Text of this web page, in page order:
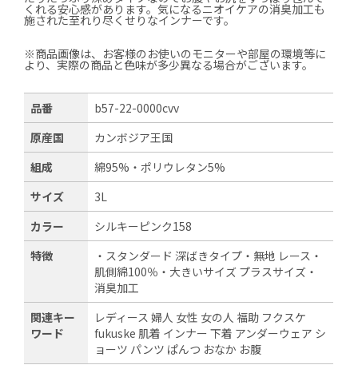
くれる安心感があります。気になるニオイケアの消臭加工も
施された至れり尽くせりなインナーです。
※商品画像は、お客様のお使いのモニターや部屋の環境等に
より、実際の商品と色味が多少異なる場合がございます。
品番
b57-22-0000cvv
原産国
カンボジア王国
組成
綿95%・ポリウレタン5%
サイズ
3L
カラー
シルキーピンク158
特徴
・スタンダード 深ばきタイプ・無地 レース・
肌側綿100％・大きいサイズ プラスサイズ・
消臭加工
関連キー
ワード
レディース 婦人 女性 女の人 福助 フクスケ
fukuske 肌着 インナー 下着 アンダーウェア シ
ョーツ パンツ ぱんつ おなか お腹